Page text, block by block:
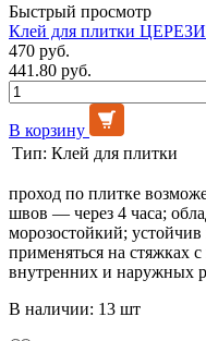
Быстрый просмотр
Клей для плитки
470 руб.
441.80 руб.
В корзину
Тип: Клей для плитки
проход по плитке
швов — через 4 часа;
морозостойкий;
применяться на стяжках
внутренних и наружных
В наличии: 13 шт